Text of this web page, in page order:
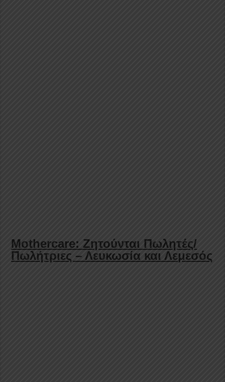
Mothercare: Ζητούνται Πωλητές/
Πωλήτριες – Λευκωσία και Λεμεσός